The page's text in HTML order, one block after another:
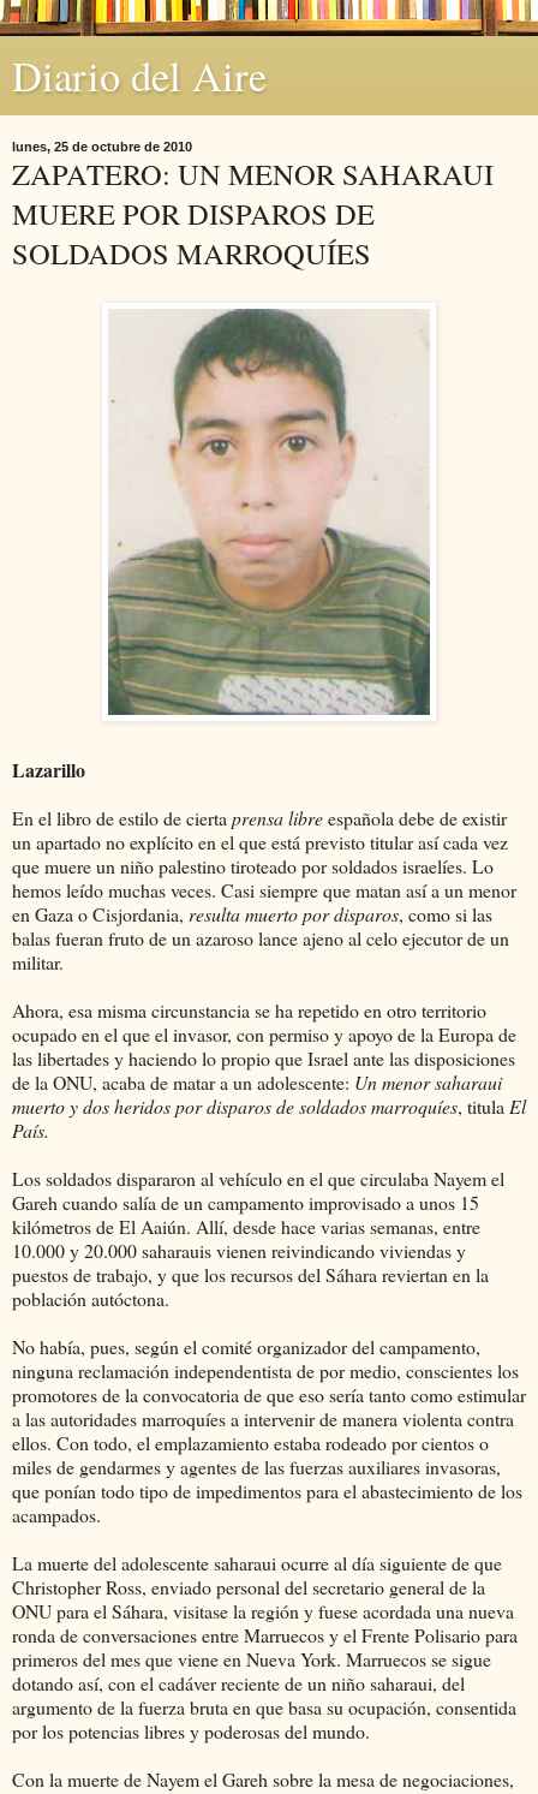
Diario del Aire
lunes, 25 de octubre de 2010
ZAPATERO: UN MENOR SAHARAUI
MUERE POR DISPAROS DE
SOLDADOS MARROQUÍES
Lazarillo
En el libro de estilo de cierta prensa libreespañola debe de existir
un apartado no explícito en el que está previsto titular así cada vez
que muere un niño palestino tiroteado por soldados israelíes. Lo
hemos leído muchas veces. Casi siempre que matan así a un menor
en Gaza o Cisjordania, resulta muerto por disparos, como si las
balas fueran fruto de un azaroso lance ajeno al celo ejecutor de un
militar.
Ahora, esa misma circunstancia se ha repetido en otro territorio
ocupado en el que el invasor, con permiso y apoyo de la Europa de
las libertades y haciendo lo propio que Israel ante las disposiciones
de la ONU, acaba de matar a un adolescente: Un menor saharaui
muerto y dos heridos por disparos de soldados marroquíes, titula El
País.
Los soldados dispararon al vehículo en el que circulaba Nayem el
Gareh cuando salía de un campamento improvisado a unos 15
kilómetros de El Aaiún. Allí, desde hace varias semanas, entre
10.000 y 20.000 saharauis vienen reivindicando viviendas y
puestos de trabajo, y que los recursos del Sáhara reviertan en la
población autóctona.
No había, pues, según el comité organizador del campamento,
ninguna reclamación independentista de por medio, conscientes los
promotores de la convocatoria de que eso sería tanto como estimular
a las autoridades marroquíes a intervenir de manera violenta contra
ellos. Con todo, el emplazamiento estaba rodeado por cientos o
miles de gendarmes y agentes de las fuerzas auxiliares invasoras,
que ponían todo tipo de impedimentos para el abastecimiento de los
acampados.
La muerte del adolescente saharaui ocurre al día siguiente de que
Christopher Ross, enviado personal del secretario general de la
ONU para el Sáhara, visitase la región y fuese acordada una nueva
ronda de conversaciones entre Marruecos y el Frente Polisario para
primeros del mes que viene en Nueva York. Marruecos se sigue
dotando así, con el cadáver reciente de un niño saharaui, del
argumento de la fuerza bruta en que basa su ocupación, consentida
por los potencias libres y poderosas del mundo.
Con la muerte de Nayem el Gareh sobre la mesa de negociaciones,